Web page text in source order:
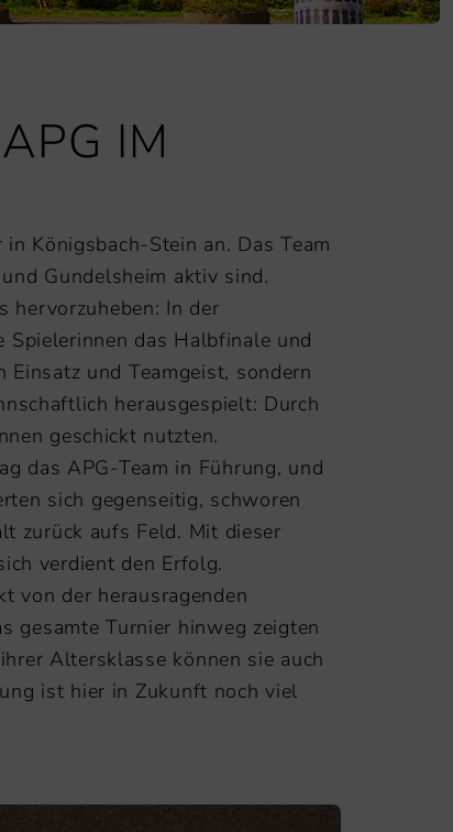
IM
Königsbach-Stein an. Das Team
Gundelsheim aktiv sind.
hervorzuheben: In der
Spielerinnen das Halbfinale und
und Teamgeist, sondern
herausgespielt: Durch
geschickt nutzten.
das APG-Team in Führung, und
sich gegenseitig, schworen
zurück aufs Feld. Mit dieser
sich verdient den Erfolg.
von der herausragenden
gesamte Turnier hinweg zeigten
Altersklasse können sie auch
ist hier in Zukunft noch viel